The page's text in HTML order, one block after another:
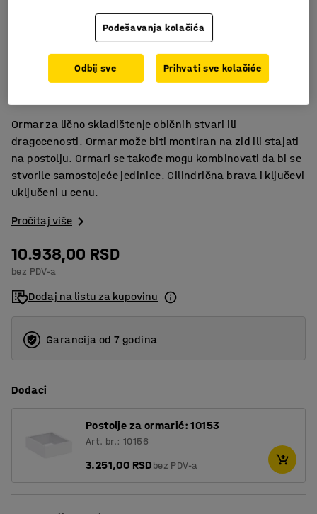
Mešajte i spajajte po potrebi!
Može biti zidna montaža
Ormar za lično skladištenje običnih stvari ili
dragocenosti. Ormar može biti montiran na zid ili stajati
na postolju. Ormari se takođe mogu kombinovati da bi se
stvorile samostojeće jedinice. Cilindrična brava i ključevi
uključeni u cenu.
Pročitaj više
10.938,00 RSD
bez PDV-a
Dodaj na listu za kupovinu
Garancija od 7 godina
Dodaci
Postolje za ormarić: 10153
Art. br.: 10156
3.251,00 RSDbez PDV-a
Podešavanja kolačića
Odbij sve Prihvati sve kolačiće